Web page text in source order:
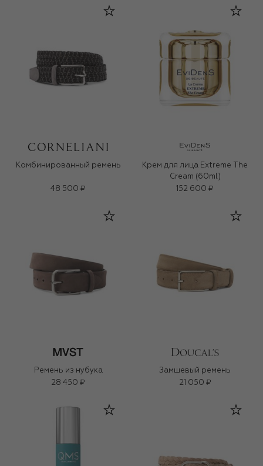
Комбинированный ремень
48 500 ₽
Крем для лица Extreme The
Cream (60ml)
152 600 ₽
Ремень из нубука
28 450 ₽
Замшевый ремень
21 050 ₽